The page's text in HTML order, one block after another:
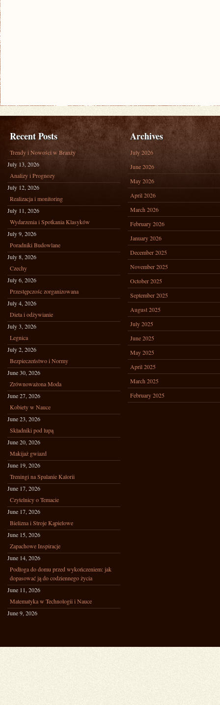
Recent Posts
Trendy i Nowości w Branży
July 13, 2026
Analizy i Prognozy
July 12, 2026
Realizacja i monitoring
July 11, 2026
Wydarzenia i Spotkania Klasyków
July 9, 2026
Poradniki Budowlane
July 8, 2026
Czechy
July 6, 2026
Przestępczośc zorganizowana
July 4, 2026
Dieta i odżywianie
July 3, 2026
Legnica
July 2, 2026
Bezpieczeństwo i Normy
June 30, 2026
Zrównoważona Moda
June 27, 2026
Kobiety w Nauce
June 23, 2026
Składniki pod lupą
June 20, 2026
Makijaż gwiazd
June 19, 2026
Treningi na Spalanie Kalorii
June 17, 2026
Czytelnicy o Temacie
June 17, 2026
Bielizna i Stroje Kąpielowe
June 15, 2026
Zapachowe Inspiracje
June 14, 2026
Podłoga do domu przed wykończeniem: jak
dopasować ją do codziennego życia
June 11, 2026
Matematyka w Technologii i Nauce
June 9, 2026
Archives
July 2026
June 2026
May 2026
April 2026
March 2026
February 2026
January 2026
December 2025
November 2025
October 2025
September 2025
August 2025
July 2025
June 2025
May 2025
April 2025
March 2025
February 2025